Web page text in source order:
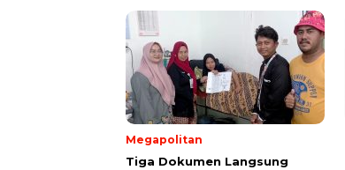
Megapolitan
Tiga Dokumen Langsung